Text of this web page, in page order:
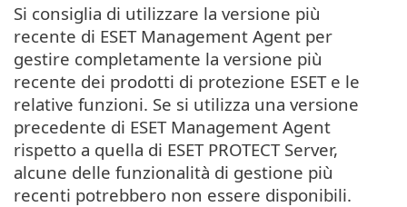
Si consiglia di utilizzare la versione più
recente di ESET Management Agent per
gestire completamente la versione più
recente dei prodotti di protezione ESET e le
relative funzioni. Se si utilizza una versione
precedente di ESET Management Agent
rispetto a quella di ESET PROTECT Server,
alcune delle funzionalità di gestione più
recenti potrebbero non essere disponibili.